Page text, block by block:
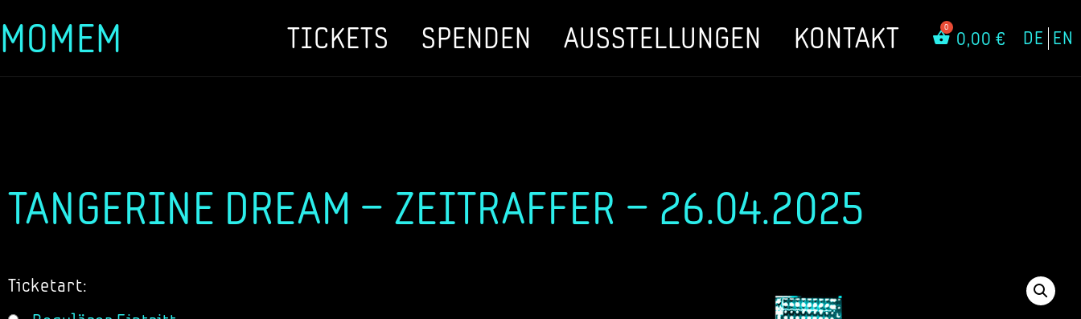
Zum
MOMEM TICKETS SPENDEN AUSSTELLUNGEN KONTAKT 0,00 € DE EN
TANGERINE DREAM – ZEITRAFFER – 26.04.2025
Ticketart: